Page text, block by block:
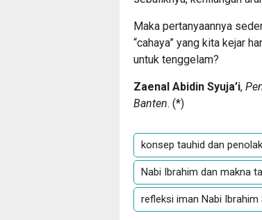
Maka pertanyaannya
“cahaya” yang kita kejar
untuk tenggelam?
Zaenal Abidin Syuja’i,
Banten. (*)
konsep tauhid dan
Nabi Ibrahim dan makna
refleksi iman Nabi Ibrahim